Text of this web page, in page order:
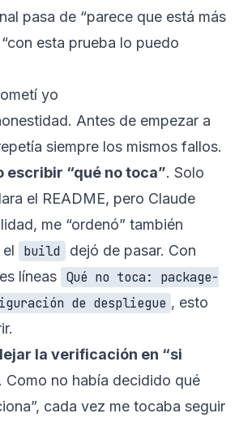
pasa de “parece que está más
esta prueba lo puedo
yo
Antes de empezar a
siempre los mismos fallos.
escribir “qué no toca”. Solo
el README, pero Claude
me “ordenó” también
build
dejó de pasar. Con
líneas Qué no toca: package-
de despliegue , esto
la verificación en “si
. Como no había decidido qué
cada vez me tocaba seguir